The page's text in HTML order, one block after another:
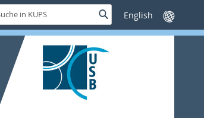
SucheSprache
wechseln